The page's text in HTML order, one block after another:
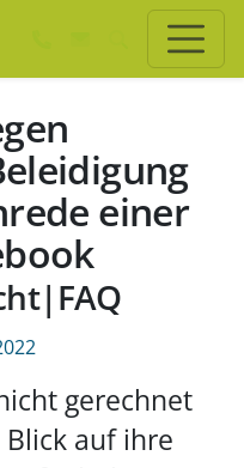
einer
gerechnet
auf ihre